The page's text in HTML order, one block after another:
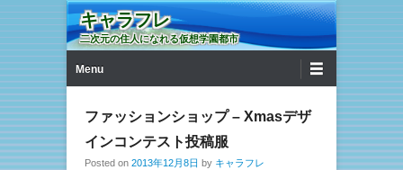
キャラフレ
二次元の住人になれる仮想学園都市
Menu
ファッションショップ – Xmasデザ
インコンテスト投稿服
Posted on 2013年12月8日 by キャラフレ